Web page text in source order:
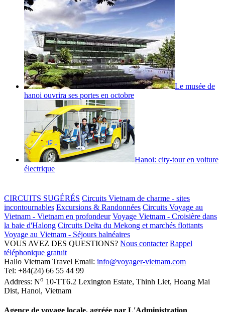
Le musée de
hanoi ouvrira ses portes en octobre
Hanoi: city-tour en voiture
électrique
CIRCUITS SUGÉRÉS Circuits Vietnam de charme - sites
incontournables Excursions & Randonnées Circuits Voyage au
Vietnam - Vietnam en profondeur Voyage Vietnam - Croisière dans
la baie d'Halong Circuits Delta du Mekong et marchés flottants
Voyage au Vietnam - Séjours balnéaires
VOUS AVEZ DES QUESTIONS? Nous contacter Rappel
téléphonique gratuit
Hallo Vietnam Travel Email: info@voyager-vietnam.com
Tel: +84(24) 66 55 44 99
Address: No 10-TT6.2 Lexington Estate, Thinh Liet, Hoang Mai
Dist, Hanoi, Vietnam